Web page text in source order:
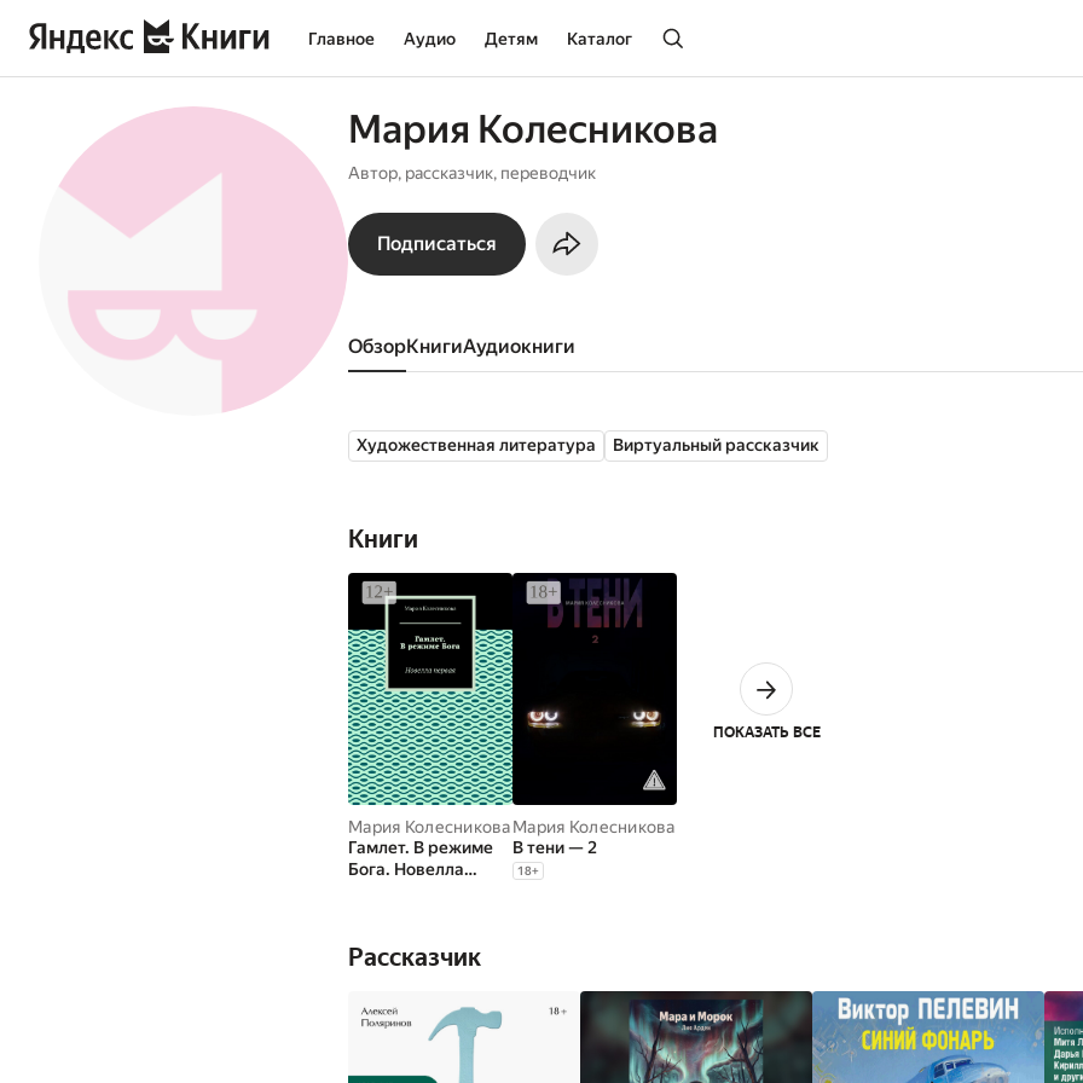
Главное Аудио Детям Каталог
Мария Колесникова
Автор, рассказчик, переводчик
Подписаться
Обзор книги аудиокниги
Художественная литература Виртуальный рассказчик
Книги
Мария Колесникова
Гамлет. В режиме
Бога. Новелла
Мария Колесникова
В тени — 2
18+
ПОКАЗАТЬ ВСЕ
Рассказчик